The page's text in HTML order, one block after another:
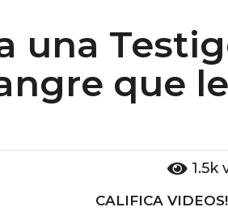
una
que le
1.5k
CALIFICA VIDEOS!